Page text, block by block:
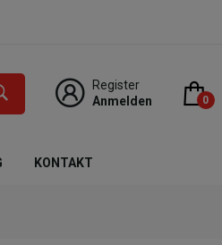
Register
Anmelden
0
KONTAKT